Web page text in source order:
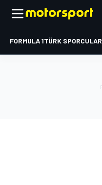
FORMULA 1TÜRK SPORCULAR